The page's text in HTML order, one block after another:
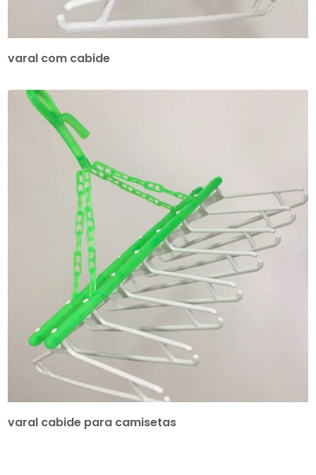
varal com cabide
varal cabide para camisetas